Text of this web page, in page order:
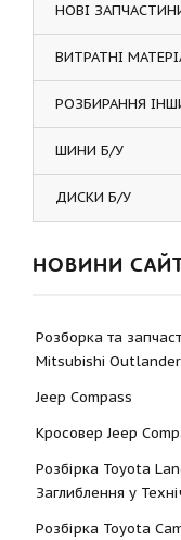
НОВІ ЗАПЧАСТИНИ
ВИТРАТНІ
РОЗБИРАННЯ
ШИНИ Б/У
ДИСКИ Б/У
НОВИНИ
Розборка та
Mitsubishi Outlander
Jeep Compass
Кросовер Jeep
Розбірка Toyota
Заглиблення у
Розбірка Toyota